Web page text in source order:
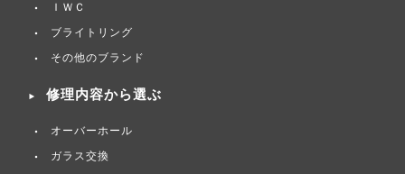
ＩＷＣ
ブライトリング
その他のブランド
修理内容から選ぶ
オーバーホール
ガラス交換